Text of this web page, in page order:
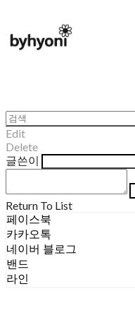
Edit
Delete
글쓴이
Return To List
페이스북
카카오톡
네이버 블로그
밴드
라인